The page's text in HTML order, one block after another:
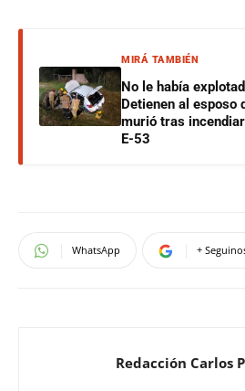
MIRÁ TAMBIÉN
No le había
Detienen al esposo
murió tras
E-53
WhatsApp +
Redacción Carlos